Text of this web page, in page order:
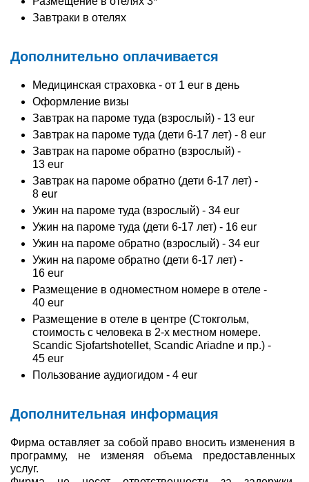
Завтраки в отелях
Дополнительно оплачивается
Медицинская страховка - от 1 eur в день
Оформление визы
Завтрак на пароме туда (взрослый) - 13 eur
Завтрак на пароме туда (дети 6-17 лет) - 8 eur
Завтрак на пароме обратно (взрослый) -
13 eur
Завтрак на пароме обратно (дети 6-17 лет) -
8 eur
Ужин на пароме туда (взрослый) - 34 eur
Ужин на пароме туда (дети 6-17 лет) - 16 eur
Ужин на пароме обратно (взрослый) - 34 eur
Ужин на пароме обратно (дети 6-17 лет) -
16 eur
Размещение в одноместном номере в отеле -
40 eur
Размещение в отеле в центре (Стокгольм,
стоимость с человека в 2-х местном номере.
Scandic Sjofartshotellet, Scandic Ariadne и пр.) -
45 eur
Пользование аудиогидом - 4 eur
Дополнительная информация
Фирма оставляет за собой право вносить изменения в
программу, не изменяя объема предоставленных
услуг.